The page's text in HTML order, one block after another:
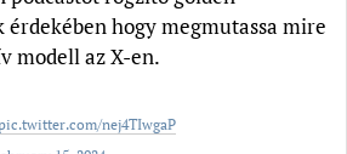
hogy megmutassa mire
modell az X-en.
nej4TIwgaP